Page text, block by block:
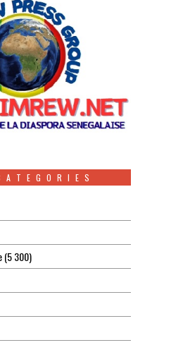
(5 300)